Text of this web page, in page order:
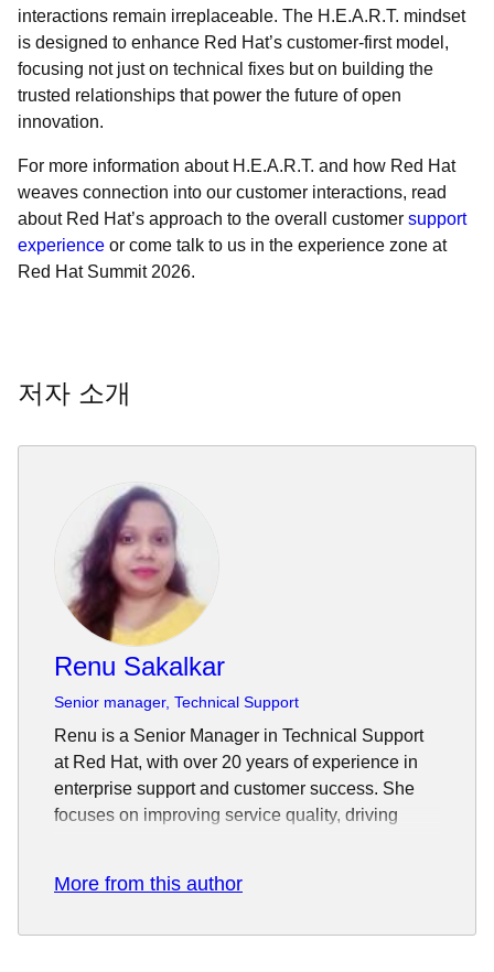
interactions remain irreplaceable. The H.E.A.R.T. mindset
is designed to enhance Red Hat’s customer-first model,
focusing not just on technical fixes but on building the
trusted relationships that power the future of open
innovation.
For more information about H.E.A.R.T. and how Red Hat
weaves connection into our customer interactions, read
about Red Hat’s approach to the overall customer support
experience or come talk to us in the experience zone at
Red Hat Summit 2026.
저자 소개
Renu Sakalkar
Senior manager, Technical Support
Renu is a Senior Manager in Technical Support
at Red Hat, with over 20 years of experience in
enterprise support and customer success. She
focuses on improving service quality, driving
passionate about aligning teams to customer
More from this author